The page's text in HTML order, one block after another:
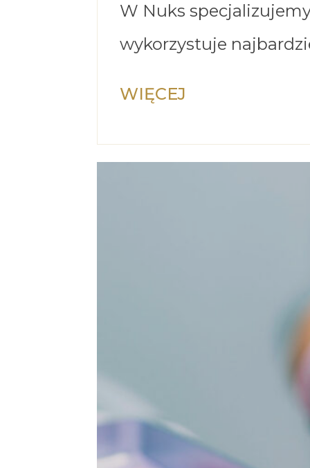
W Nuks
wykorzystuje
WIĘCEJ